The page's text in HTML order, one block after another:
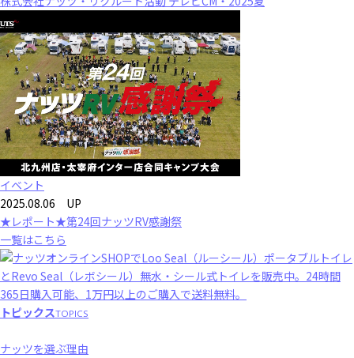
イベント
2025.08.06 UP
★レポート★第24回ナッツRV感謝祭
一覧はこちら
トピックスTOPICS
ナッツを選ぶ理由